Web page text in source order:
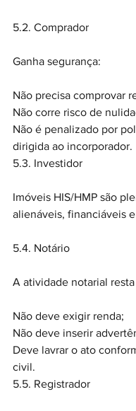
5.2. Comprador
Ganha segurança:
Não precisa comprovar
Não corre risco de
Não é penalizado por
dirigida ao incorporador.
5.3. Investidor
Imóveis HIS/HMP são
alienáveis, financiáveis
5.4. Notário
A atividade notarial
Não deve exigir renda;
Não deve inserir
Deve lavrar o ato
civil.
5.5. Registrador